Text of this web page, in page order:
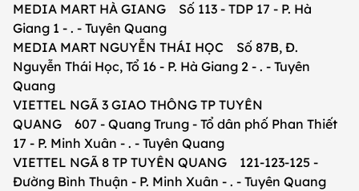
MEDIA MART HÀ GIANG Số 113 - TDP 17 - P. Hà
Giang 1 - . - Tuyên Quang
MEDIA MART NGUYỄN THÁI HỌC Số 87B, Đ.
Nguyễn Thái Học, Tổ 16 - P. Hà Giang 2 - . - Tuyên
Quang
VIETTEL NGÃ 3 GIAO THÔNG TP TUYÊN
QUANG 607 - Quang Trung - Tổ dân phố Phan Thiết
17 - P. Minh Xuân - . - Tuyên Quang
VIETTEL NGÃ 8 TP TUYÊN QUANG 121-123-125 -
Đường Bình Thuận - P. Minh Xuân - . - Tuyên Quang